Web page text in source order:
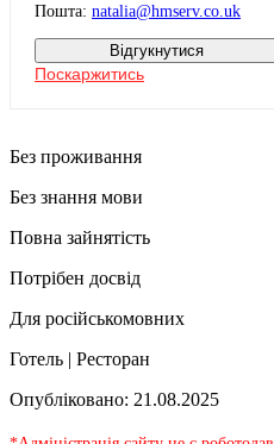
Пошта: natalia@hmserv.co.uk
Відгукнутися
Поскаржитись
Без проживання
Без знання мови
Повна зайнятість
Потрібен досвід
Для російськомовних
Готель | Ресторан
Опубліковано: 21.08.2025